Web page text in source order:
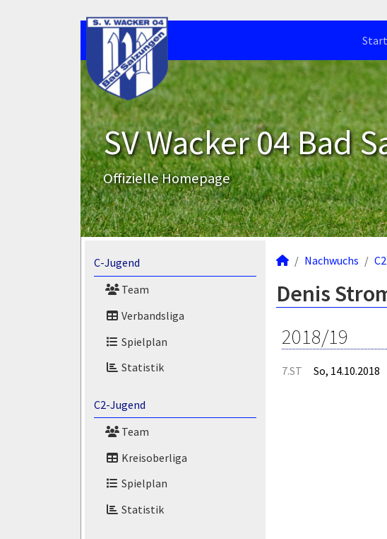
SV Wacker 04 Bad
Offizielle Homepage
C-Jugend
Team
Verbandsliga
Spielplan
Statistik
C2-Jugend
Team
Kreisoberliga
Spielplan
Statistik
Nachwuchs
Denis
2018/19
7.ST So, 14.10.2018